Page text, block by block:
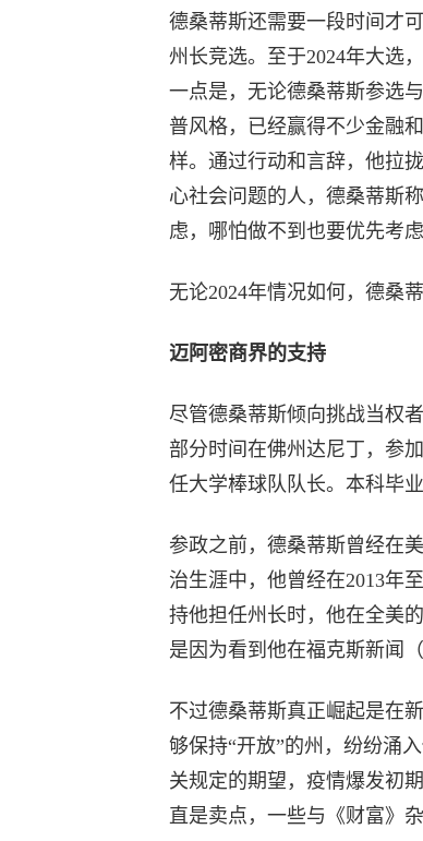
德桑蒂斯还需要一段时间才
州长竞选。至于2024年大选
一点是，无论德桑蒂斯参选
普风格，已经赢得不少金融
样。通过行动和言辞，他拉
心社会问题的人，德桑蒂斯
虑，哪怕做不到也要优先考虑
无论2024年情况如何，德桑
迈阿密商界的支持
尽管德桑蒂斯倾向挑战当权
部分时间在佛州达尼丁，参
任大学棒球队队长。本科毕
参政之前，德桑蒂斯曾经在
治生涯中，他曾经在2013年
持他担任州长时，他在全美
是因为看到他在福克斯新闻（
不过德桑蒂斯真正崛起是在
够保持“开放”的州，纷纷涌
关规定的期望，疫情爆发初
直是卖点，一些与《财富》